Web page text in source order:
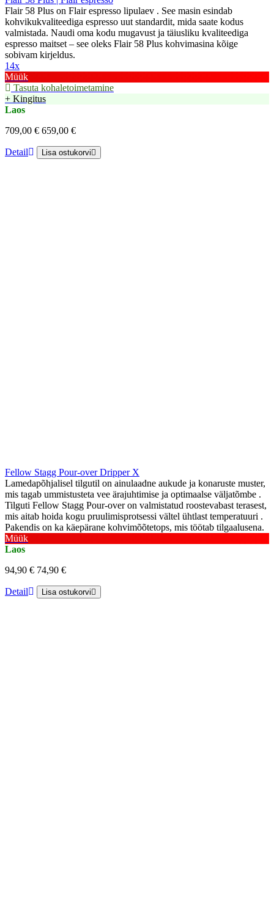
Flair 58 Plus on Flair espresso lipulaev . See masin esindab
kohvikukvaliteediga espresso uut standardit, mida saate kodus
valmistada. Naudi oma kodu mugavust ja täiusliku kvaliteediga
espresso maitset – see oleks Flair 58 Plus kohvimasina kõige
sobivam kirjeldus.
14x
Müük
Tasuta kohaletoimetamine
+ Kingitus
Laos
709,00 € 659,00 €
Detail Lisa ostukorvi
Fellow Stagg Pour-over Dripper X
Lamedapõhjalisel tilgutil on ainulaadne aukude ja konaruste muster,
mis tagab ummistusteta vee ärajuhtimise ja optimaalse väljatõmbe .
Tilguti Fellow Stagg Pour-over on valmistatud roostevabast terasest,
mis aitab hoida kogu pruulimisprotsessi vältel ühtlast temperatuuri .
Pakendis on ka käepärane kohvimõõtetops, mis töötab tilgaalusena.
Müük
Laos
94,90 € 74,90 €
Detail Lisa ostukorvi